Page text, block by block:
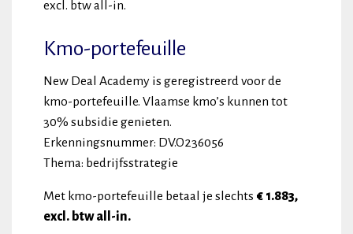
excl. btw all-in.
Kmo-portefeuille
New Deal Academy is geregistreerd voor de
kmo-portefeuille. Vlaamse kmo’s kunnen tot
30% subsidie genieten.
Erkenningsnummer: DV.O236056
Thema: bedrijfsstrategie
Met kmo-portefeuille betaal je slechts € 1.883,
excl. btw all-in.